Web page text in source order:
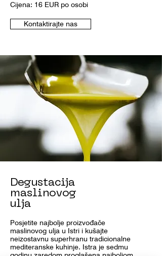
Cijena: 16 EUR po osobi
Kontaktirajte nas
Degustacija
maslinovog
ulja
Posjetite najbolje proizvođače
maslinovog ulja u Istri i kušajte
neizostavnu superhranu tradicionalne
mediteranske kuhinje. Istra je sedmu